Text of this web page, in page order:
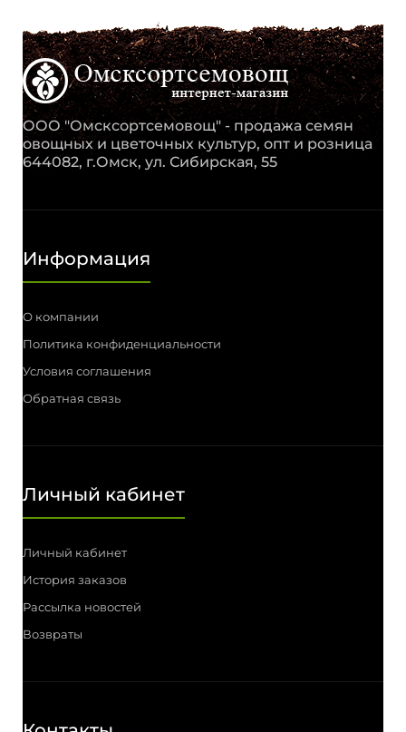
ООО "Омсксортсемовощ" - продажа семян
овощных и цветочных культур, опт и розница
644082, г.Омск, ул. Сибирская, 55
Информация
О компании
Политика конфиденциальности
Условия соглашения
Обратная связь
Личный кабинет
Личный кабинет
История заказов
Рассылка новостей
Возвраты